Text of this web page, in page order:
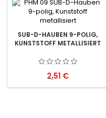
SUB-D-HAUBEN 9-POLIG,
KUNSTSTOFF METALLISIERT
Preis
2,51 €